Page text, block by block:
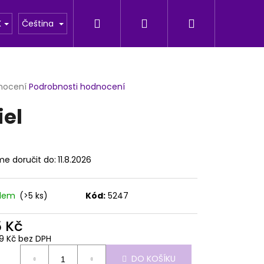
Fotogalerie
Čeština Přihlášení
Podrobnosti hodnocení
doručit do: 11.8.2026
(>5 ks) Kód: 5247
Kč
Kč bez DPH
DO KOŠÍKU